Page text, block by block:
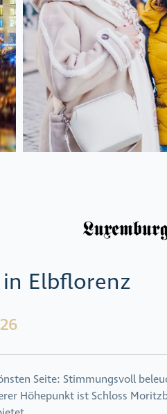
Elbflorenz
Seite: Stimmungsvoll
Höhepunkt ist Schloss